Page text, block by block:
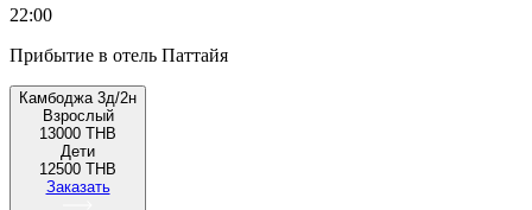
22:00
Прибытие в отель Паттайя
Камбоджа 3д/2н
Взрослый
13000 THB
Дети
12500 THB
Заказать